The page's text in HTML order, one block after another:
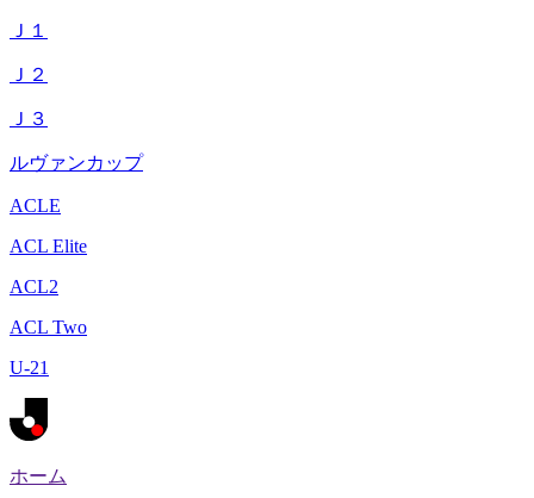
Ｊ１
Ｊ２
Ｊ３
ルヴァンカップ
ACLE
ACL Elite
ACL2
ACL Two
U-21
ホーム